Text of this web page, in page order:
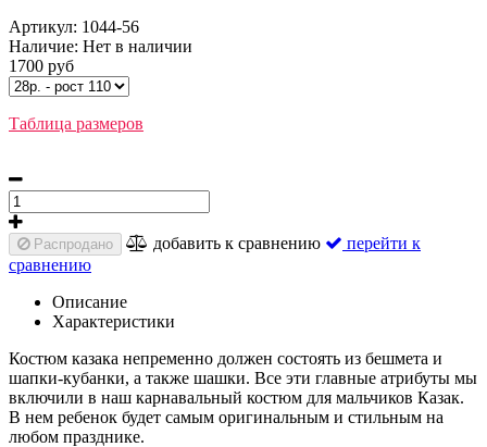
Артикул: 1044-56
Наличие: Нет в наличии
1700 руб
Таблица размеров
Распродано добавить к сравнению
перейти к
сравнению
Описание
Характеристики
Костюм казака непременно должен состоять из бешмета и
шапки-кубанки, а также шашки. Все эти главные атрибуты мы
включили в наш карнавальный костюм для мальчиков Казак.
В нем ребенок будет самым оригинальным и стильным на
любом празднике.